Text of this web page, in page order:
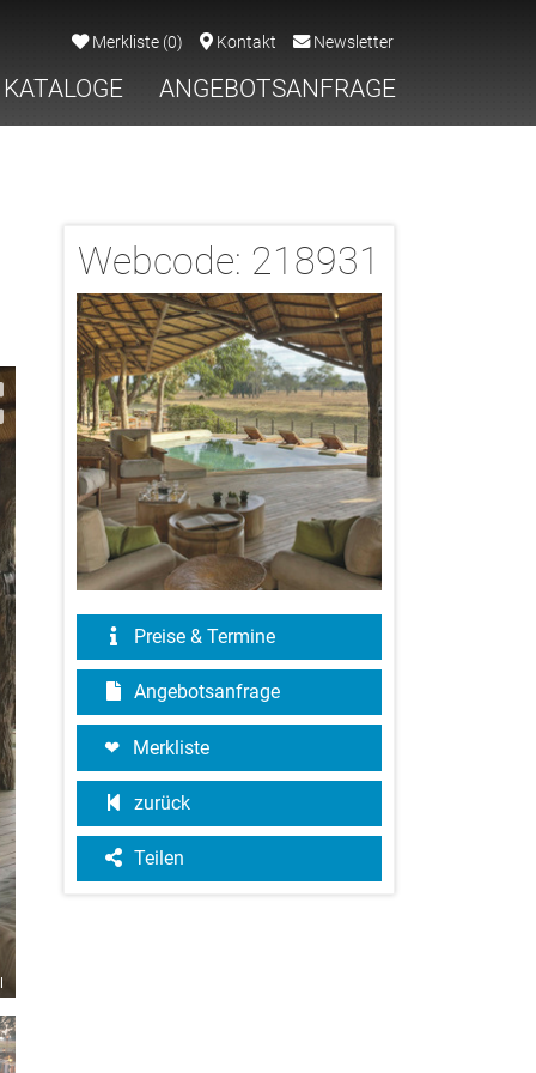
Merkliste (0) Kontakt Newsletter
KATALOGE ANGEBOTSANFRAGE
Webcode: 218931
Preise & Termine
Angebotsanfrage
Merkliste
zurück
Teilen
2/11